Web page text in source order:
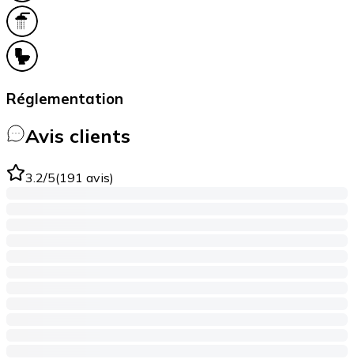
Réglementation
Avis clients
3.2/5(191 avis)